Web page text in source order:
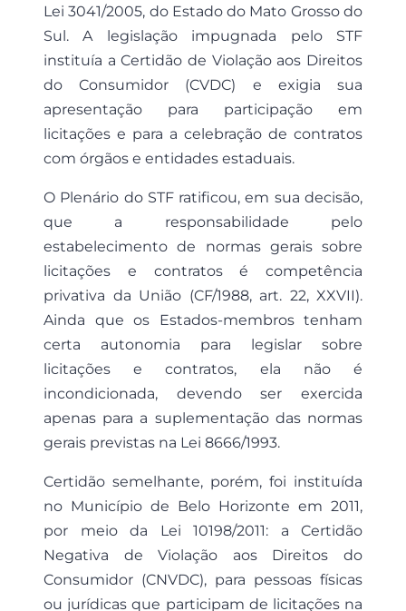
Lei 3041/2005, do Estado do Mato Grosso do
Sul. A legislação impugnada pelo STF
instituía a Certidão de Violação aos Direitos
do Consumidor (CVDC) e exigia sua
apresentação para participação em
licitações e para a celebração de contratos
com órgãos e entidades estaduais.
O Plenário do STF ratificou, em sua decisão,
que a responsabilidade pelo
estabelecimento de normas gerais sobre
licitações e contratos é competência
privativa da União (CF/1988, art. 22, XXVII).
Ainda que os Estados-membros tenham
certa autonomia para legislar sobre
licitações e contratos, ela não é
incondicionada, devendo ser exercida
apenas para a suplementação das normas
gerais previstas na Lei 8666/1993.
Certidão semelhante, porém, foi instituída
no Município de Belo Horizonte em 2011,
por meio da Lei 10198/2011: a Certidão
Negativa de Violação aos Direitos do
Consumidor (CNVDC), para pessoas físicas
ou jurídicas que participam de licitações na